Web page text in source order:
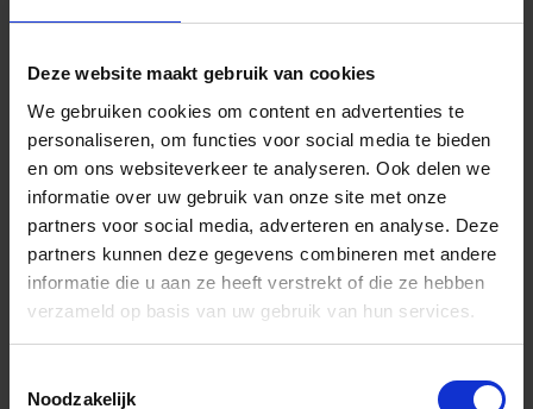
Deze website maakt gebruik van cookies
We gebruiken cookies om content en advertenties te
personaliseren, om functies voor social media te bieden
en om ons websiteverkeer te analyseren. Ook delen we
informatie over uw gebruik van onze site met onze
partners voor social media, adverteren en analyse. Deze
partners kunnen deze gegevens combineren met andere
informatie die u aan ze heeft verstrekt of die ze hebben
verzameld op basis van uw gebruik van hun services.
Noodzakelijk
Wil je graag een afspraak?
Onze verkoopspecialisten staan graag voor je klaar: